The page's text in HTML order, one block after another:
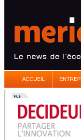
ACCUEIL